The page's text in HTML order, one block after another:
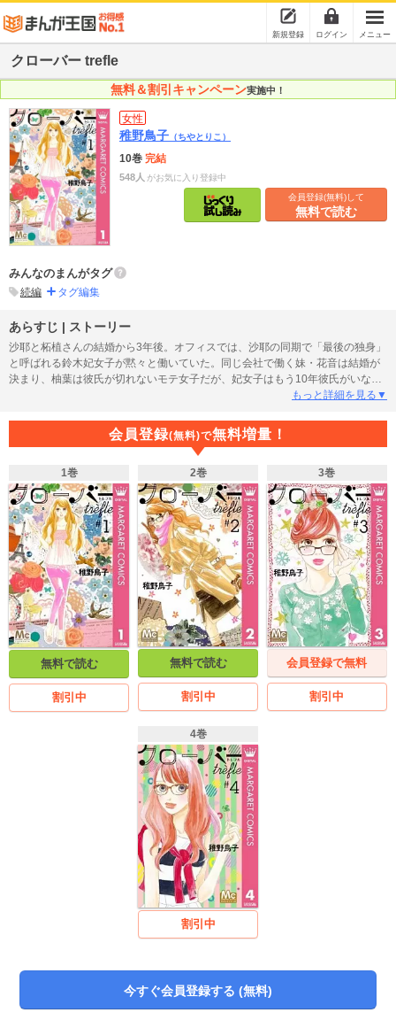
新規登録 ログイン メニュー
クローバー trefle
無料＆割引キャンペーン実施中！
女性
稚野鳥子 （ちやとりこ）
10巻 完結
548人 がお気に入り登録中
会員登録(無料)して
無料で読む
みんなのまんがタグ
続編 タグ編集
あらすじ | ストーリー
沙耶と柘植さんの結婚から3年後。オフィスでは、沙耶の同期で「最後の独身」
と呼ばれる鈴木妃女子が黙々と働いていた。同じ会社で働く妹・花音は結婚が
決まり、柚葉は彼氏が切れないモテ女子だが、妃女子はもう10年彼氏がいな
い。30歳の誕生日を機に人生を変えようと決意した妃女子は、思いきった行動
もっと詳細を見る▼
会員登録(無料)で無料増量！
1巻
無料で読む
割引中
2巻
無料で読む
割引中
3巻
会員登録で無料
割引中
4巻
割引中
今すぐ会員登録する (無料)